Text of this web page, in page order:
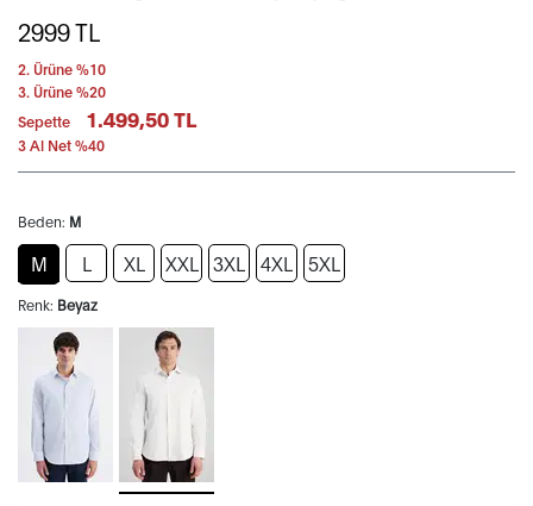
2999TL
2. Ürüne %10
3. Ürüne %20
Sepette
1.499,50 TL
3 Al Net %40
Beden: M
M L XL XXL 3XL 4XL 5XL
Renk: Beyaz